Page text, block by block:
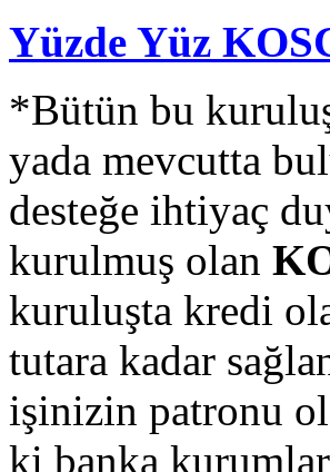
Yüzde Yüz
*Bütün bu
yada mevcutta
desteğe ihtiyaç
kurulmuş olan
kuruluşta kredi
tutara kadar
işinizin patronu
ki banka